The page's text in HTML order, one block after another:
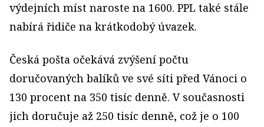
výdejních míst naroste na 1600. PPL také stále
nabírá řidiče na krátkodobý úvazek.
Česká pošta očekává zvýšení počtu
doručovaných balíků ve své síti před Vánoci o
130 procent na 350 tisíc denně. V současnosti
jich doručuje až 250 tisíc denně, což je o 100